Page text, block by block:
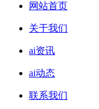
网站首页
关于我们
ai资讯
ai动态
联系我们